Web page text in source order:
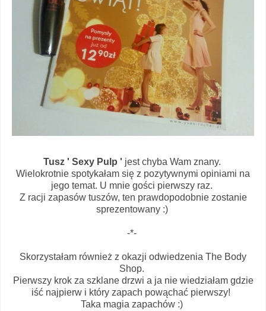
Tusz ' Sexy Pulp ' jest chyba Wam znany.
Wielokrotnie spotykałam się z pozytywnymi opiniami na
jego temat. U mnie gości pierwszy raz.
Z racji zapasów tuszów, ten prawdopodobnie zostanie
sprezentowany :)
-*-
Skorzystałam również z okazji odwiedzenia The Body
Shop.
Pierwszy krok za szklane drzwi a ja nie wiedziałam gdzie
iść najpierw i który zapach powąchać pierwszy!
Taka magia zapachów :)